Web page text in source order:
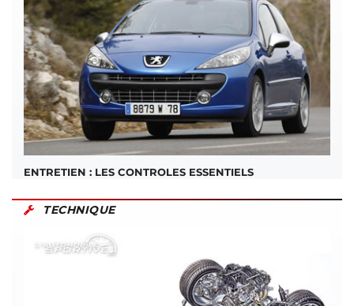
ENTRETIEN : LES CONTROLES ESSENTIELS
TECHNIQUE